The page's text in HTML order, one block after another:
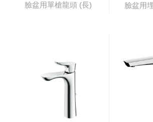
臉盆用單槍龍頭 (長) 臉盆用